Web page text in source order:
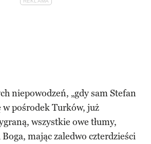
niepowodzeń, „gdy sam Stefan
w pośrodek Turków, już
wszystkie owe tłumy,
Boga, mając zaledwo czterdzieści